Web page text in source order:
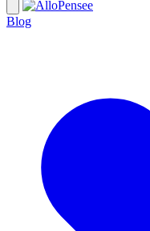
Blog